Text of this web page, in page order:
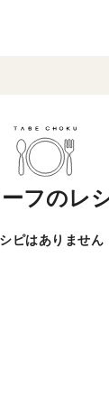
フのレ
ピはありません